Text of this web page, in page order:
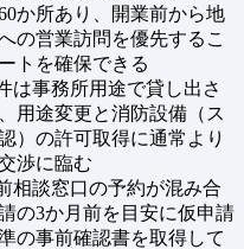
か所あり、開業前から地
の営業訪問を優先するこ
トを確保できる
は事務所用途で貸し出さ
用途変更と消防設備（ス
）の許可取得に通常より
渉に臨む
相談窓口の予約が混み合
の3か月前を目安に仮申請
の事前確認書を取得して